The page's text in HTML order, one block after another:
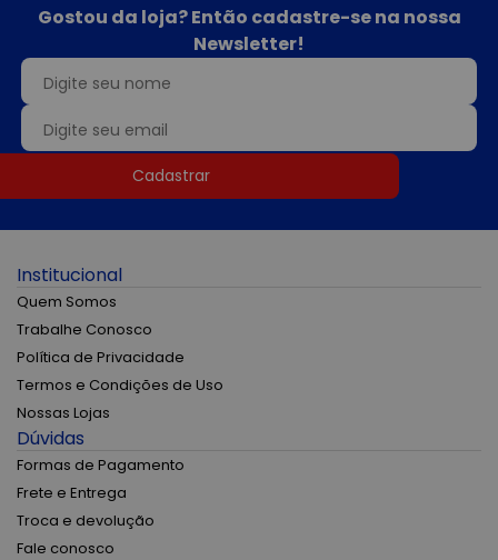
Gostou da loja? Então cadastre-se na nossa
Newsletter!
Cadastrar
Institucional
Quem Somos
Trabalhe Conosco
Política de Privacidade
Termos e Condições de Uso
Nossas Lojas
Dúvidas
Formas de Pagamento
Frete e Entrega
Troca e devolução
Fale conosco